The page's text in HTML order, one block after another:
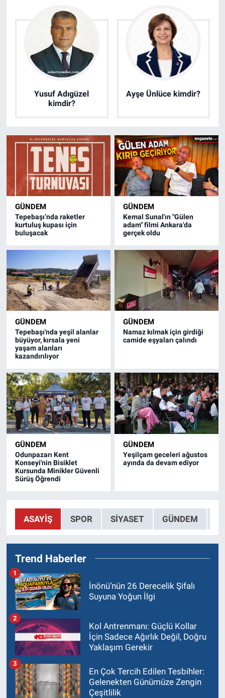
Yusuf Adıgüzel
kimdir?
Ayşe Ünlüce kimdir?
GÜNDEM
Tepebaşı’nda raketler
kurtuluş kupası için
buluşacak
GÜNDEM
Kemal Sunal'ın "Gülen
adam" filmi Ankara'da
gerçek oldu
GÜNDEM
Tepebaşı'nda yeşil alanlar
büyüyor, kırsala yeni
yaşam alanları
kazandırılıyor
GÜNDEM
Namaz kılmak için girdiği
camide eşyaları çalındı
GÜNDEM
Odunpazarı Kent
Konseyi'nin Bisiklet
Kursunda Minikler Güvenli
Sürüş Öğrendi
GÜNDEM
Yeşilçam geceleri ağustos
ayında da devam ediyor
ASAYIŞ SPOR SIYASET GÜNDEM
Trend Haberler
İnönü’nün 26 Derecelik Şifalı
Suyuna Yoğun İlgi
1
Kol Antrenmanı: Güçlü Kollar
İçin Sadece Ağırlık Değil, Doğru
Yaklaşım Gerekir
2
En Çok Tercih Edilen Tesbihler:
Gelenekten Günümüze Zengin
Çeşitlilik
3